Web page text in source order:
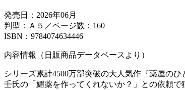
発売日：2026年06月
判型：Ａ５／ページ数：160
ISBN：9784074634446
内容情報（日販商品データベースより）
シリーズ累計4500万部突破の大人気作『薬屋の
壬氏の「媚薬を作ってくれないか？」との依頼で